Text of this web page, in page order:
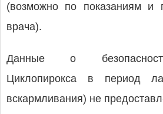
(возможно по показаниям и
врача).
Данные о
Циклопирокса в период
вскармливания) не